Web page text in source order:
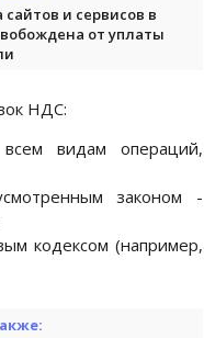
сайтов и сервисов в
от уплаты
НДС:
видам операций,
законом -
кодексом (например,